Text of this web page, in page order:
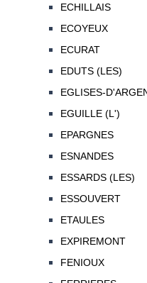
ECHILLAIS
ECOYEUX
ECURAT
EDUTS (LES)
EGLISES-
EGUILLE (L')
EPARGNES
ESNANDES
ESSARDS (LES)
ESSOUVERT
ETAULES
EXPIREMONT
FENIOUX